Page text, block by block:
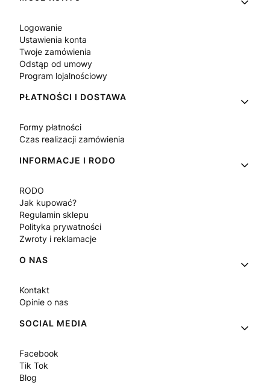
Logowanie
Ustawienia konta
Twoje zamówienia
Odstąp od umowy
Program lojalnościowy
PŁATNOŚCI I DOSTAWA
Formy płatności
Czas realizacji zamówienia
INFORMACJE I RODO
RODO
Jak kupować?
Regulamin sklepu
Polityka prywatności
Zwroty i reklamacje
O NAS
Kontakt
Opinie o nas
SOCIAL MEDIA
Facebook
Tik Tok
Blog